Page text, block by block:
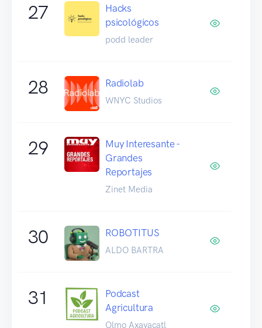
27
Hacks
psicológicos
podd leader
28 Radiolab
WNYC Studios
29
Muy Interesante -
Grandes
Reportajes
Zinet Media
30 ROBOTITUS
ALDO BARTRA
31
Podcast
Agricultura
Olmo Axayacatl